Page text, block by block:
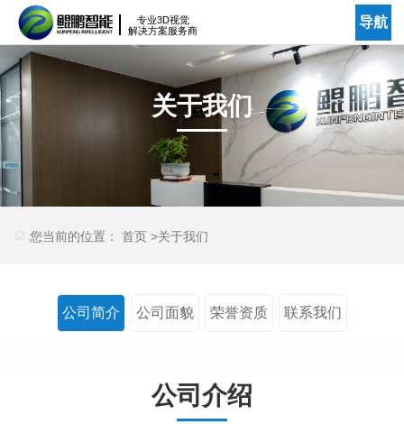
关于我们
您当前的位置：首页 >关于我们
公司简介 公司面貌 荣誉资质 联系我们
公司介绍
专业3D视觉
解决方案服务商
导航